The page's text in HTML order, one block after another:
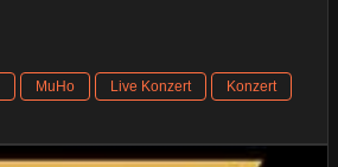
MuHo Live Konzert
Konzert